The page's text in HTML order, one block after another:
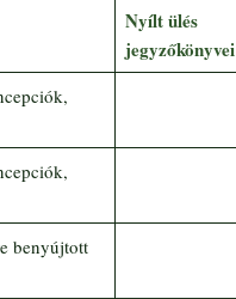
Nyílt ülés
jegyzőkönyvei
benyújtott